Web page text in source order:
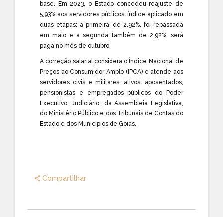
base. Em 2023, o Estado concedeu reajuste de
5,93% aos servidores públicos, índice aplicado em
duas etapas: a primeira, de 2,92%, foi repassada
em maio e a segunda, também de 2,92%, será
paga no mês de outubro.
A correção salarial considera o Índice Nacional de
Preços ao Consumidor Amplo (IPCA) e atende aos
servidores civis e militares, ativos, aposentados,
pensionistas e empregados públicos do Poder
Executivo, Judiciário, da Assembleia Legislativa,
do Ministério Público e dos Tribunais de Contas do
Estado e dos Municípios de Goiás.
Compartilhar